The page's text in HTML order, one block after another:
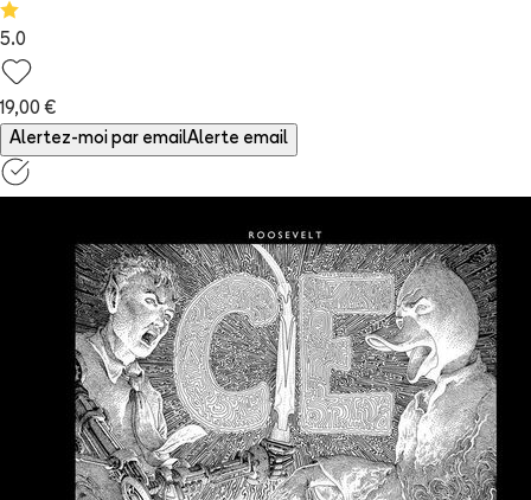
5.0
19,00 €
Alertez-moi par emailAlerte email